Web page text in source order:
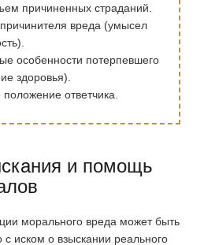
причиненных страданий.
вреда (умысел
особенности потерпевшего
здоровья).
ответчика.
и помощь
морального вреда может быть
иском о взыскании реального